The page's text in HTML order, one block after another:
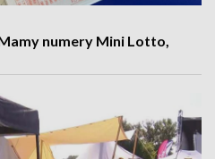
numery Mini Lotto,